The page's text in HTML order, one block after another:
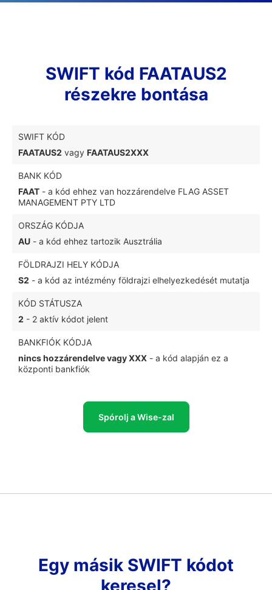
SWIFT kód FAATAUS2
részekre bontása
SWIFT KÓD
FAATAUS2 vagy FAATAUS2XXX
BANK KÓD
FAAT - a kód ehhez van hozzárendelve FLAG ASSET
MANAGEMENT PTY LTD
ORSZÁG KÓDJA
AU - a kód ehhez tartozik Ausztrália
FÖLDRAJZI HELY KÓDJA
S2 - a kód az intézmény földrajzi elhelyezkedését mutatja
KÓD STÁTUSZA
2 - 2 aktív kódot jelent
BANKFIÓK KÓDJA
nincs hozzárendelve vagy XXX - a kód alapján ez a
központi bankfiók
Spórolj a Wise-zal
Egy másik SWIFT kódot
keresel?